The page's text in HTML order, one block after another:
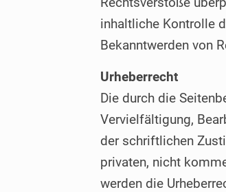
inhaltliche Kontrolle
Bekanntwerden von
Urheberrecht
Die durch die
Vervielfältigung,
der schriftlichen
privaten, nicht
werden die